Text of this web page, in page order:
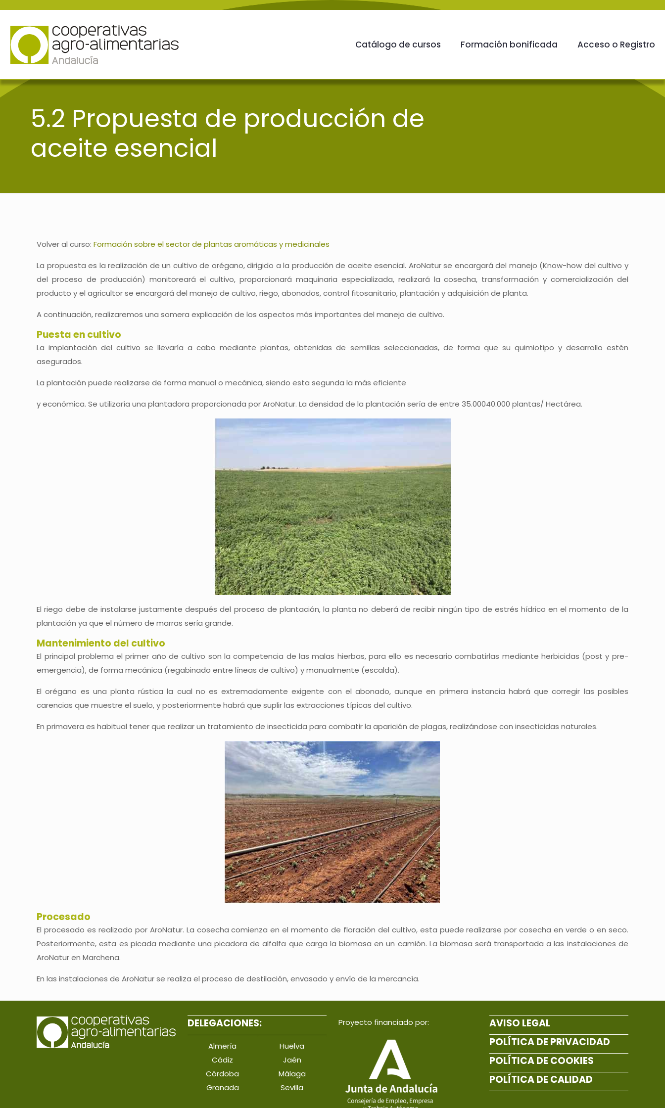
Catálogo de cursos Formación bonificada Acceso o Registro
5.2 Propuesta de producción de
aceite esencial
Volver al curso:Formación sobre el sector de plantas aromáticas y medicinales
La propuesta es la realización de un cultivo de orégano, dirigido a la producción de aceite esencial. AroNatur se encargará del manejo (Know-how del cultivo y
del proceso de producción) monitoreará el cultivo, proporcionará maquinaria especializada, realizará la cosecha, transformación y comercialización del
producto y el agricultor se encargará del manejo de cultivo, riego, abonados, control fitosanitario, plantación y adquisición de planta.
A continuación, realizaremos una somera explicación de los aspectos más importantes del manejo de cultivo.
Puesta en cultivo
La implantación del cultivo se llevaría a cabo mediante plantas, obtenidas de semillas seleccionadas, de forma que su quimiotipo y desarrollo estén
asegurados.
La plantación puede realizarse de forma manual o mecánica, siendo esta segunda la más eficiente
y económica. Se utilizaría una plantadora proporcionada por AroNatur. La densidad de la plantación sería de entre 35.00040.000 plantas/ Hectárea.
El riego debe de instalarse justamente después del proceso de plantación, la planta no deberá de recibir ningún tipo de estrés hídrico en el momento de la
plantación ya que el número de marras sería grande.
Mantenimiento del cultivo
El principal problema el primer año de cultivo son la competencia de las malas hierbas, para ello es necesario combatirlas mediante herbicidas (post y pre-
emergencia), de forma mecánica (regabinado entre líneas de cultivo) y manualmente (escalda).
El orégano es una planta rústica la cual no es extremadamente exigente con el abonado, aunque en primera instancia habrá que corregir las posibles
carencias que muestre el suelo, y posteriormente habrá que suplir las extracciones típicas del cultivo.
En primavera es habitual tener que realizar un tratamiento de insecticida para combatir la aparición de plagas, realizándose con insecticidas naturales.
Procesado
El procesado es realizado por AroNatur. La cosecha comienza en el momento de floración del cultivo, esta puede realizarse por cosecha en verde o en seco.
Posteriormente, esta es picada mediante una picadora de alfalfa que carga la biomasa en un camión. La biomasa será transportada a las instalaciones de
AroNatur en Marchena.
En las instalaciones de AroNatur se realiza el proceso de destilación, envasado y envío de la mercancía.
DELEGACIONES:
Almería
Cádiz
Córdoba
Granada
Huelva
Jaén
Málaga
Sevilla
Proyecto financiado por:
AVISO LEGAL
POLÍTICA DE PRIVACIDAD
POLÍTICA DE COOKIES
POLÍTICA DE CALIDAD